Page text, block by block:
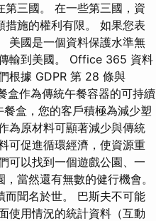
第三國。 在一些第三國，資
施的權利有限。 如果您表
美國是一個資料保護水準無
輸到美國。 Office 365 資料
根據 GDPR 第 28 條與
盒作為傳統午餐容器的可持續
盒，您的客戶積極為減少塑
為原材料可顯著減少與傳統
可促進循環經濟，使資源重
可以找到一個遊戲公園、一
當然還有無數的健行機會。
而聞名於世。 巴斯夫不可能
使用情況的統計資料（互動